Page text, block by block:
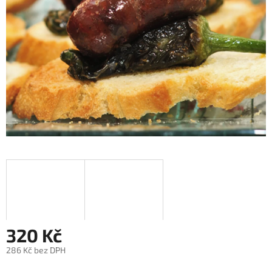
320 Kč
286 Kč bez DPH